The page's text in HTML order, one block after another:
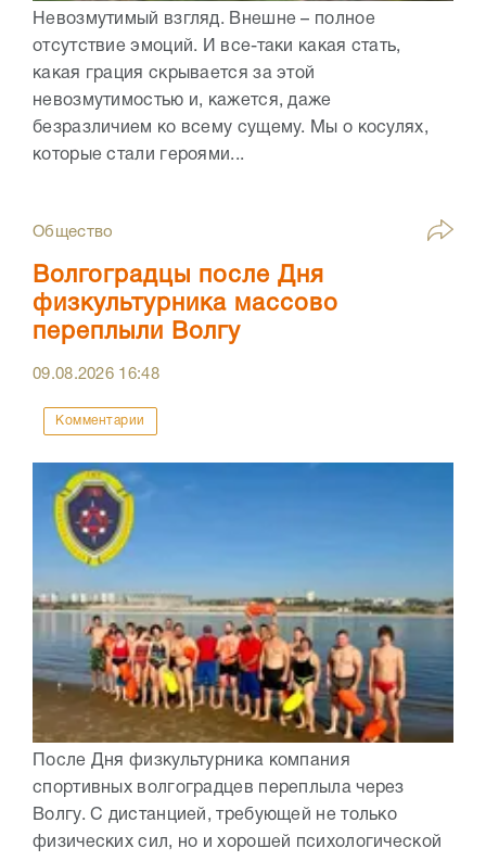
Невозмутимый взгляд. Внешне – полное
отсутствие эмоций. И все-таки какая стать,
какая грация скрывается за этой
невозмутимостью и, кажется, даже
безразличием ко всему сущему. Мы о косулях,
которые стали героями...
Общество
Волгоградцы после Дня
физкультурника массово
переплыли Волгу
09.08.2026 16:48
Комментарии
После Дня физкультурника компания
спортивных волгоградцев переплыла через
Волгу. С дистанцией, требующей не только
физических сил, но и хорошей психологической